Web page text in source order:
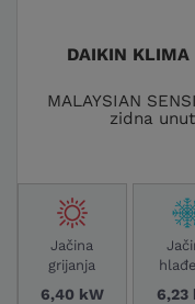
DAIKIN KLIMA
MALAYSIAN
zidna
Jačina
grijanja
6,40 kW 6,23